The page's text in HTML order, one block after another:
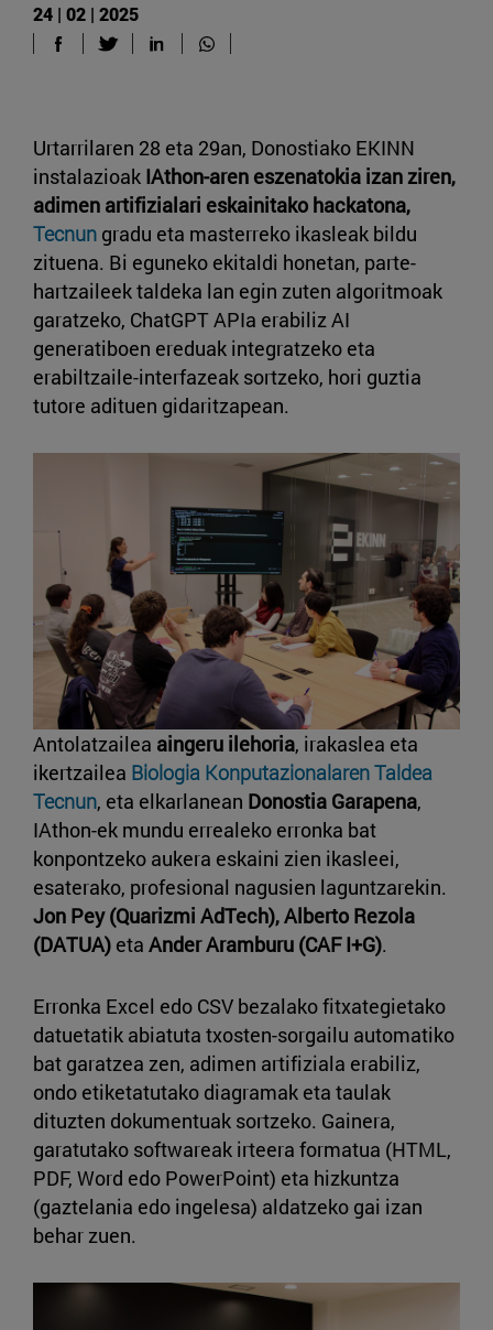
24 | 02 | 2025
Urtarrilaren 28 eta 29an, Donostiako EKINN
instalazioak IAthon-aren eszenatokia izan ziren,
adimen artifizialari eskainitako hackatona,
Tecnun gradu eta masterreko ikasleak bildu
zituena. Bi eguneko ekitaldi honetan, parte-
hartzaileek taldeka lan egin zuten algoritmoak
garatzeko, ChatGPT APIa erabiliz AI
generatiboen ereduak integratzeko eta
erabiltzaile-interfazeak sortzeko, hori guztia
tutore adituen gidaritzapean.
Antolatzailea aingeru ilehoria, irakaslea eta
ikertzailea Biologia Konputazionalaren Taldea
Tecnun, eta elkarlanean Donostia Garapena,
IAthon-ek mundu errealeko erronka bat
konpontzeko aukera eskaini zien ikasleei,
esaterako, profesional nagusien laguntzarekin.
Jon Pey (Quarizmi AdTech), Alberto Rezola
(DATUA) eta Ander Aramburu (CAF I+G).
Erronka Excel edo CSV bezalako fitxategietako
datuetatik abiatuta txosten-sorgailu automatiko
bat garatzea zen, adimen artifiziala erabiliz,
ondo etiketatutako diagramak eta taulak
dituzten dokumentuak sortzeko. Gainera,
garatutako softwareak irteera formatua (HTML,
PDF, Word edo PowerPoint) eta hizkuntza
(gaztelania edo ingelesa) aldatzeko gai izan
behar zuen.